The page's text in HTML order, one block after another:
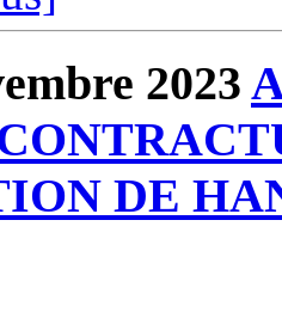
2023
DE